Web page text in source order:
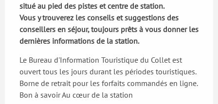
situé au pied des pistes et centre de station.
Vous y trouverez les conseils et suggestions des
conseillers en séjour, toujours prêts à vous donner les
dernières informations de la station.
Le Bureau d'Information Touristique du Collet est
ouvert tous les jours durant les périodes touristiques.
Borne de retrait pour les forfaits commandés en ligne.
Bon à savoir Au cœur de la station